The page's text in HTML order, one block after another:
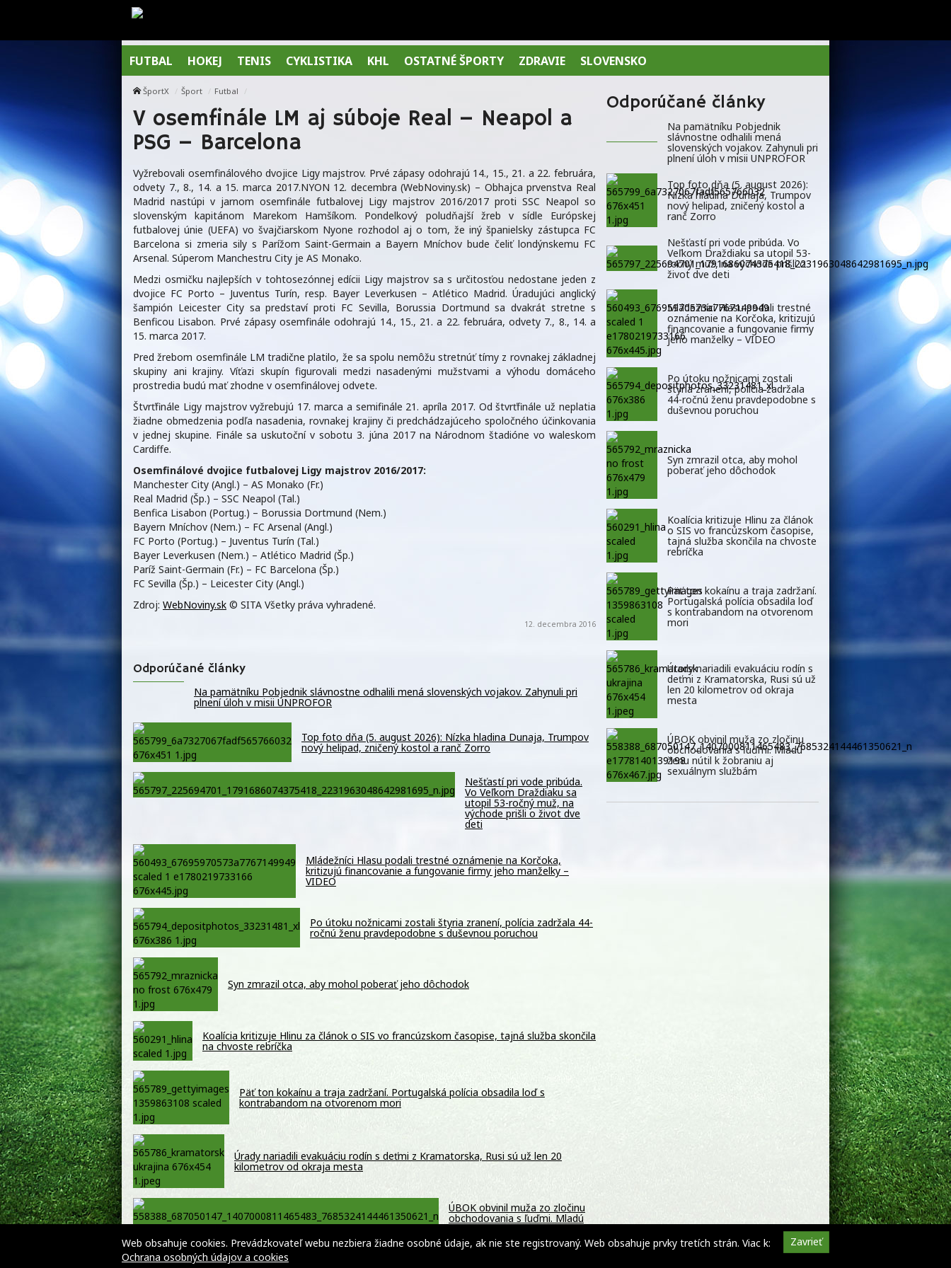
FUTBAL HOKEJ TENIS CYKLISTIKA KHL OSTATNÉ ŠPORTY ZDRAVIE SLOVENSKO
ŠportX Šport Futbal
V osemfinále LM aj súboje Real – Neapol a
PSG – Barcelona
Vyžrebovali osemfinálového dvojice Ligy majstrov. Prvé zápasy odohrajú 14., 15., 21. a 22. februára,
odvety 7., 8., 14. a 15. marca 2017.NYON 12. decembra (WebNoviny.sk) – Obhajca prvenstva Real
Madrid nastúpi v jarnom osemfinále futbalovej Ligy majstrov 2016/2017 proti SSC Neapol so
slovenským kapitánom Marekom Hamšíkom. Pondelkový poludňajší žreb v sídle Európskej
futbalovej únie (UEFA) vo švajčiarskom Nyone rozhodol aj o tom, že iný španielsky zástupca FC
Barcelona si zmeria sily s Parížom Saint-Germain a Bayern Mníchov bude čeliť londýnskemu FC
Arsenal. Súperom Manchestru City je AS Monako.
Medzi osmičku najlepších v tohtosezónnej edícii Ligy majstrov sa s určitosťou nedostane jeden z
dvojice FC Porto – Juventus Turín, resp. Bayer Leverkusen – Atlético Madrid. Úradujúci anglický
šampión Leicester City sa predstaví proti FC Sevilla, Borussia Dortmund sa dvakrát stretne s
Benficou Lisabon. Prvé zápasy osemfinále odohrajú 14., 15., 21. a 22. februára, odvety 7., 8., 14. a
15. marca 2017.
Pred žrebom osemfinále LM tradične platilo, že sa spolu nemôžu stretnúť tímy z rovnakej základnej
skupiny ani krajiny. Víťazi skupín figurovali medzi nasadenými mužstvami a výhodu domáceho
prostredia budú mať zhodne v osemfinálovej odvete.
Štvrťfinále Ligy majstrov vyžrebujú 17. marca a semifinále 21. apríla 2017. Od štvrťfinále už neplatia
žiadne obmedzenia podľa nasadenia, rovnakej krajiny či predchádzajúceho spoločného účinkovania
v jednej skupine. Finále sa uskutoční v sobotu 3. júna 2017 na Národnom štadióne vo waleskom
Cardiffe.
Osemfinálové dvojice futbalovej Ligy majstrov 2016/2017:
Manchester City (Angl.) – AS Monako (Fr.)
Real Madrid (Šp.) – SSC Neapol (Tal.)
Benfica Lisabon (Portug.) – Borussia Dortmund (Nem.)
Bayern Mníchov (Nem.) – FC Arsenal (Angl.)
FC Porto (Portug.) – Juventus Turín (Tal.)
Bayer Leverkusen (Nem.) – Atlético Madrid (Šp.)
Paríž Saint-Germain (Fr.) – FC Barcelona (Šp.)
FC Sevilla (Šp.) – Leicester City (Angl.)
Zdroj: WebNoviny.sk © SITA Všetky práva vyhradené.
12. decembra 2016
Odporúčané články
Na pamätníku Pobjednik slávnostne odhalili mená slovenských vojakov. Zahynuli pri
plnení úloh v misii UNPROFOR
Top foto dňa (5. august 2026): Nízka hladina Dunaja, Trumpov
nový helipad, zničený kostol a ranč Zorro
Nešťastí pri vode pribúda.
Vo Veľkom Draždiaku sa
utopil 53-ročný muž, na
východe prišli o život dve
deti
Mládežníci Hlasu podali trestné oznámenie na Korčoka,
kritizujú financovanie a fungovanie firmy jeho manželky –
VIDEO
Po útoku nožnicami zostali štyria zranení, polícia zadržala 44-
ročnú ženu pravdepodobne s duševnou poruchou
Syn zmrazil otca, aby mohol poberať jeho dôchodok
Koalícia kritizuje Hlinu za článok o SIS vo francúzskom časopise, tajná služba skončila
na chvoste rebríčka
Päť ton kokaínu a traja zadržaní. Portugalská polícia obsadila loď s
kontrabandom na otvorenom mori
Úrady nariadili evakuáciu rodín s deťmi z Kramatorska, Rusi sú už len 20
kilometrov od okraja mesta
ÚBOK obvinil muža zo zločinu
obchodovania s ľuďmi. Mladú
sexuálnym službám
Odporúčané články
Na pamätníku Pobjednik
slávnostne odhalili mená
slovenských vojakov. Zahynuli pri
plnení úloh v misii UNPROFOR
Top foto dňa (5. august 2026):
Nízka hladina Dunaja, Trumpov
nový helipad, zničený kostol a
ranč Zorro
Nešťastí pri vode pribúda. Vo
Veľkom Draždiaku sa utopil 53-
ročný muž, na východe prišli o
život dve deti
Mládežníci Hlasu podali trestné
oznámenie na Korčoka, kritizujú
financovanie a fungovanie firmy
jeho manželky – VIDEO
Po útoku nožnicami zostali
štyria zranení, polícia zadržala
44-ročnú ženu pravdepodobne s
duševnou poruchou
Syn zmrazil otca, aby mohol
poberať jeho dôchodok
Koalícia kritizuje Hlinu za článok
o SIS vo francúzskom časopise,
tajná služba skončila na chvoste
rebríčka
Päť ton kokaínu a traja zadržaní.
Portugalská polícia obsadila loď
s kontrabandom na otvorenom
mori
Úrady nariadili evakuáciu rodín s
deťmi z Kramatorska, Rusi sú už
len 20 kilometrov od okraja
mesta
ÚBOK obvinil muža zo zločinu
obchodovania s ľuďmi. Mladú
ženu nútil k žobraniu aj
sexuálnym službám
Zavrieť
Web obsahuje cookies. Prevádzkovateľ webu nezbiera žiadne osobné údaje, ak nie ste registrovaný. Web obsahuje prvky tretích strán. Viac k:
Ochrana osobných údajov a cookies